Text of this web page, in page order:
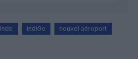
Inde indiGo nouvel aéroport